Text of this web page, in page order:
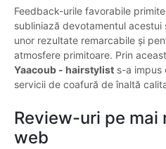
Feedback-urile favorabile
subliniază devotamentul acestui
unor rezultate remarcabile și
atmosfere primitoare. Prin
Yaacoub - hairstylist s-a impus
servicii de coafură de înaltă
Review-uri pe
web